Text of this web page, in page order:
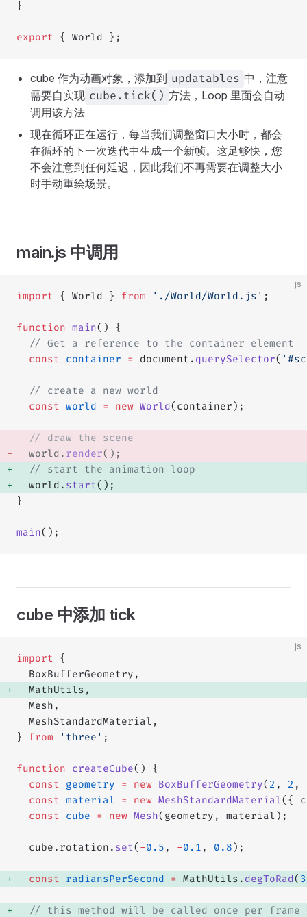
}
export { World };
cube 作为动画对象，添加到 updatables 中，注意
需要自实现 cube.tick() 方法，Loop 里面会自动
调用该方法
现在循环正在运行，每当我们调整窗口大小时，都会
在循环的下一次迭代中生成一个新帧。这足够快，您
不会注意到任何延迟，因此我们不再需要在调整大小
时手动重绘场景。
main.js 中调用
js
import { World } from './World/World.js' ;
function main() {
  // Get a reference to the container element
  const
container = document. querySelector(
  // create a new world
  const
world = new World(container);
  // draw the scene
  world.
render();
  // start the animation loop
  world.
start();
}
main();
cube 中添加 tick
js
import {
  BoxBufferGeometry,
  MathUtils,
  Mesh,
  MeshStandardMaterial,
} from 'three' ;
function createCube() {
  const
geometry = new BoxBufferGeometry( 2 , 2 ,
  const
material = new MeshStandardMaterial({
  const
cube = new Mesh(geometry, material);
  cube.rotation.
set( -0.5 , -0.1 , 0.8 );
  const
radiansPerSecond = MathUtils. degToRad(
  // this method will be called once per frame